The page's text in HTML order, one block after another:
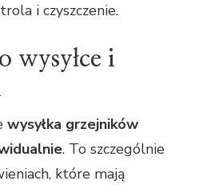
i czyszczenie.
wysyłce i
wysyłka grzejników
. To szczególnie
które mają